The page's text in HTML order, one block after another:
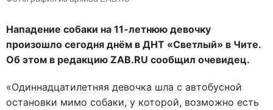
Нападение собаки на 11-летнюю девочку
произошло сегодня днём в ДНТ «Светлый» в Чите.
Об этом в редакцию ZAB.RU сообщил очевидец.
«Одиннадцатилетняя девочка шла с автобусной
остановки мимо собаки, у которой, возможно есть